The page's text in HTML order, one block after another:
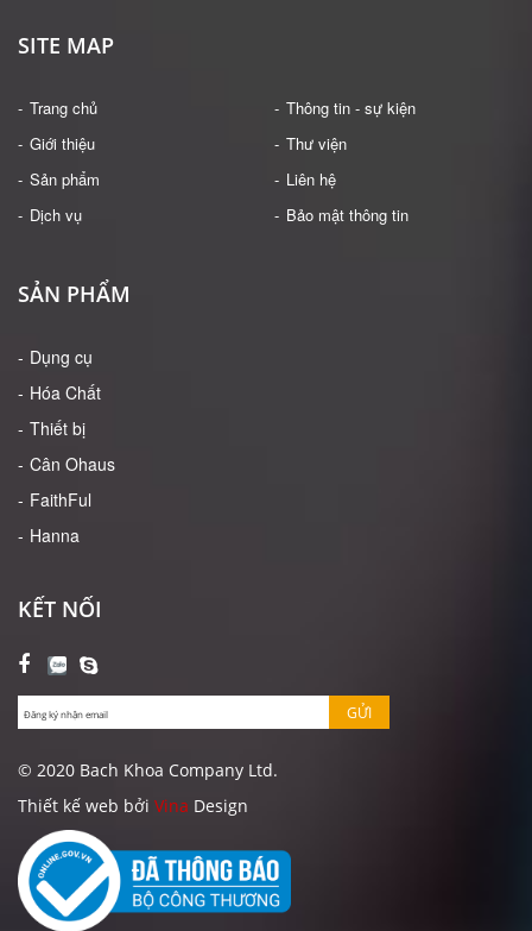
SITE MAP
Trang chủ
Giới thiệu
Sản phẩm
Dịch vụ
Thông tin - sự kiện
Thư viện
Liên hệ
Bảo mật thông tin
SẢN PHẨM
Dụng cụ
Hóa Chất
Thiết bị
Cân Ohaus
FaithFul
Hanna
KẾT NỐI
GỬI
© 2020 Bach Khoa Company Ltd.
Thiết kế web bởi Vina Design